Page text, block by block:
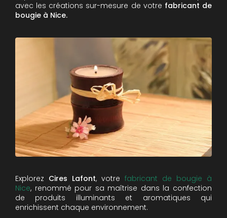
avec les créations sur-mesure de votre fabricant de
bougie à Nice.
Explorez Cires Lafont, votre fabricant de bougie à
Nice, renommé pour sa maîtrise dans la confection
de produits illuminants et aromatiques qui
enrichissent chaque environnement.